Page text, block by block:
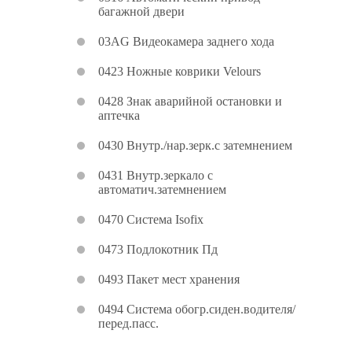
багажной двери
03AG Видеокамера заднего хода
0423 Ножные коврики Velours
0428 Знак аварийной остановки и
аптечка
0430 Внутр./нар.зерк.с затемнением
0431 Внутр.зеркало с
автоматич.затемнением
0470 Система Isofix
0473 Подлокотник Пд
0493 Пакет мест хранения
0494 Система обогр.сиден.водителя/
перед.пасс.